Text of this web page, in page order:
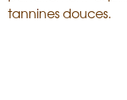
tannines douces.